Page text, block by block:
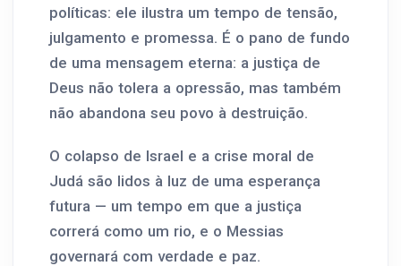
políticas: ele ilustra um tempo de tensão,
julgamento e promessa. É o pano de fundo
de uma mensagem eterna: a justiça de
Deus não tolera a opressão, mas também
não abandona seu povo à destruição.
O colapso de Israel e a crise moral de
Judá são lidos à luz de uma esperança
futura — um tempo em que a justiça
correrá como um rio, e o Messias
governará com verdade e paz.